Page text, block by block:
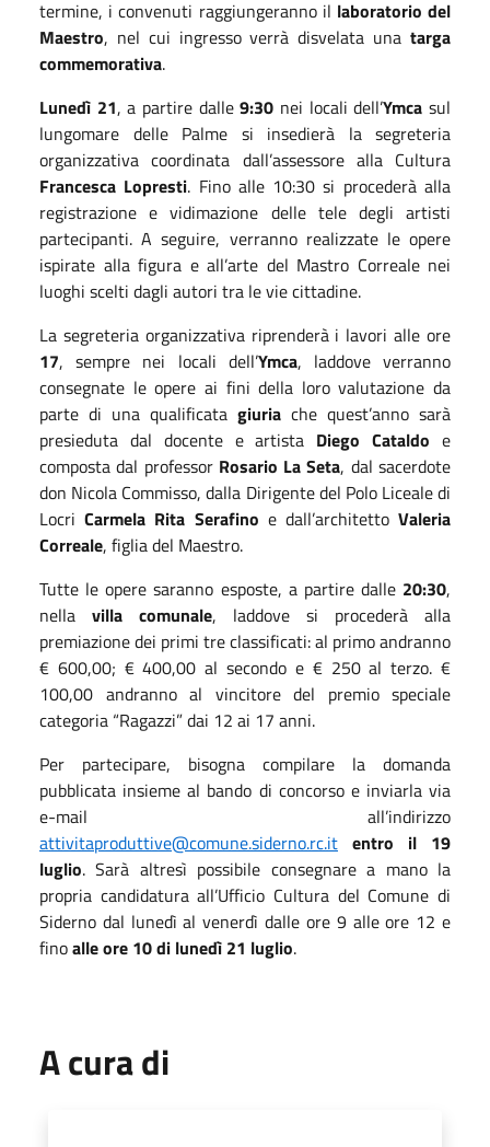
termine, i convenuti raggiungeranno il laboratorio del
Maestro, nel cui ingresso verrà disvelata una targa
commemorativa.
Lunedì 21, a partire dalle9:30 nei locali dell’Ymca sul
lungomare delle Palme si insedierà la segreteria
organizzativa coordinata dall’assessore alla Cultura
Francesca Lopresti. Fino alle 10:30 si procederà alla
registrazione e vidimazione delle tele degli artisti
partecipanti. A seguire, verranno realizzate le opere
ispirate alla figura e all’arte del Mastro Correale nei
luoghi scelti dagli autori tra le vie cittadine.
La segreteria organizzativa riprenderà i lavori alle ore
17, sempre nei locali dell’Ymca, laddove verranno
consegnate le opere ai fini della loro valutazione da
parte di una qualificata giuria che quest’anno sarà
presieduta dal docente e artista Diego Cataldo e
composta dal professor Rosario La Seta, dal sacerdote
don Nicola Commisso, dalla Dirigente del Polo Liceale di
LocriCarmela Rita Serafino e dall’architettoValeria
Correale, figlia del Maestro.
Tutte le opere saranno esposte, a partire dalle 20:30,
nella villa comunale, laddove si procederà alla
premiazione dei primi tre classificati: al primo andranno
€ 600,00; € 400,00 al secondo e € 250 al terzo. €
100,00 andranno al vincitore del premio speciale
categoria “Ragazzi” dai 12 ai 17 anni.
Per partecipare, bisogna compilare la domanda
pubblicata insieme al bando di concorso e inviarla via
e-mail all’indirizzo
attivitaproduttive@comune.siderno.rc.it entro il 19
luglio. Sarà altresì possibile consegnare a mano la
propria candidatura all’Ufficio Cultura del Comune di
Siderno dal lunedì al venerdì dalle ore 9 alle ore 12 e
finoalle ore 10 di lunedì 21 luglio.
A cura di